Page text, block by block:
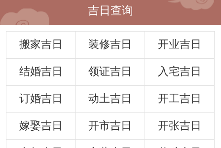
吉日查询
搬家吉日 装修吉日 开业吉日
结婚吉日 领证吉日 入宅吉日
订婚吉日 动土吉日 开工吉日
嫁娶吉日 开市吉日 开张吉日